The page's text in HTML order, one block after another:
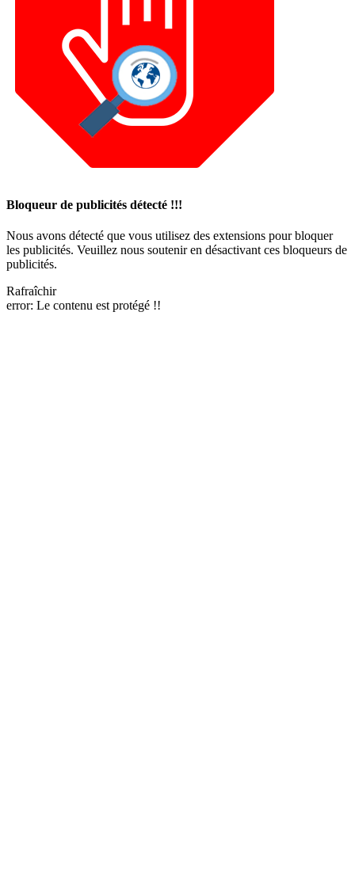
Bloqueur de publicités détecté !!!
Nous avons détecté que vous utilisez des extensions pour bloquer
les publicités. Veuillez nous soutenir en désactivant ces bloqueurs de
publicités.
Rafraîchir
error: Le contenu est protégé !!